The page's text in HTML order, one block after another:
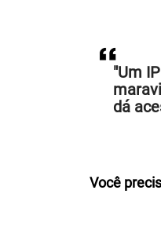
"Um
dá
Você